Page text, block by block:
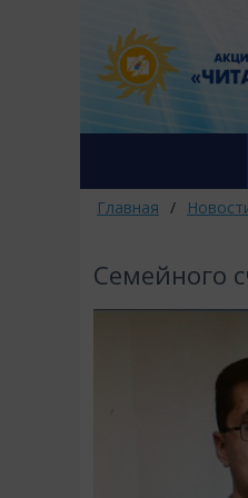
Главная /
Семейного